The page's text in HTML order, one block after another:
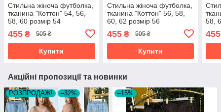
Стильна жіноча футболка,
тканина "Коттон" 54, 56,
58, 60 розмір 54
455 ₴ 505 ₴
Купити
Стильна жіноча футболка,
тканина "Коттон" 56, 58,
60, 62 розмір 56
455₴ 505 ₴
Купити
58,
455
Акційні пропозиції та новинки
РОЗПРОДАЖ! –32% –15%